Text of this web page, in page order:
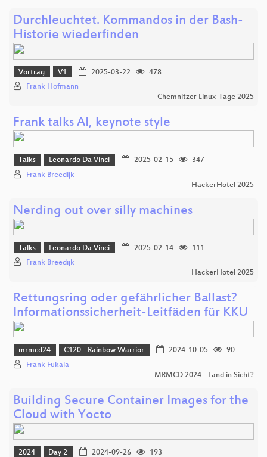
Durchleuchtet. Kommandos in der Bash-
Historie wiederfinden
Vortrag V1 2025-03-22
478
Frank Hofmann
Chemnitzer Linux-Tage 2025
Frank talks AI, keynote style
Talks Leonardo Da Vinci 2025-02-15
347
Frank Breedijk
HackerHotel 2025
Nerding out over silly machines
Talks Leonardo Da Vinci 2025-02-14
111
Frank Breedijk
HackerHotel 2025
Rettungsring oder gefährlicher Ballast?
Informationssicherheit-Leitfäden für KKU
mrmcd24 C120 - Rainbow Warrior 2024-10-05
90
Frank Fukala
MRMCD 2024 - Land in Sicht?
Building Secure Container Images for the
Cloud with Yocto
2024 Day 2 2024-09-26 193